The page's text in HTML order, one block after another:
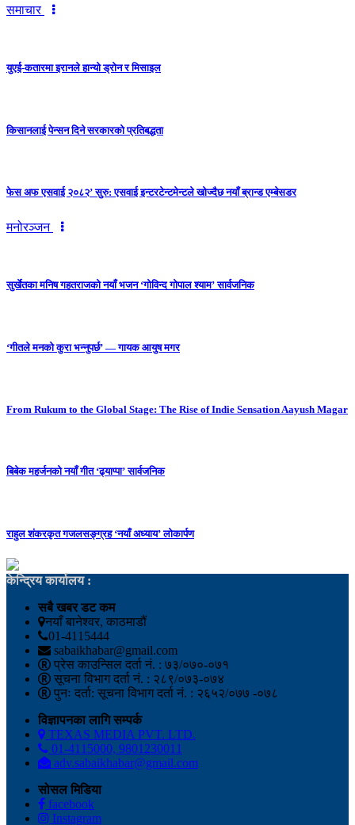
समाचार
युएई-कतारमा इरानले हान्यो ड्रोन र मिसाइल
किसानलाई पेन्सन दिने सरकारको प्रतिबद्धता
फेस अफ एसवाई २०८२’ सुरु: एसवाई इन्टरटेन्टमेन्टले खोज्दैछ नयाँ ब्रान्ड एम्बेसडर
मनोरञ्जन
सुर्खेतका मनिष गहतराजको नयाँ भजन ‘गोविन्द गोपाल श्याम’ सार्वजनिक
‘गीतले मनको कुरा भन्नुपर्छ’ — गायक आयुष मगर
From Rukum to the Global Stage: The Rise of Indie Sensation Aayush Magar
बिबेक महर्जनको नयाँ गीत ‘ढ्याप्पा’ सार्वजनिक
राहुल शंकरकृत गजलसङ्ग्रह ‘नयाँ अध्याय’ लोकार्पण
केन्द्रिय कार्यालय :
सबै खबर डट कम
नयाँ बानेश्वर, काठमाडौं
01-4115444
sabaikhabar@gmail.com
प्रेस काउन्सिल दर्ता नं. : ७३/०७०-०७१
सूचना विभाग दर्ता नं. : २८९/०७३-०७४
पुनः दर्ता: सूचना विभाग दर्ता नं. : २६५२/०७७ -०७८
विज्ञापनका लागि सम्पर्क
TEXAS MEDIA PVT. LTD.
01-4115000, 9801230011
adv.sabaikhabar@gmail.com
सोसल मिडिया
facebook
Instagram